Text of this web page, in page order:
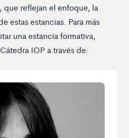
que reflejan el enfoque, la
estas estancias. Para más
una estancia formativa,
IOP a través de: